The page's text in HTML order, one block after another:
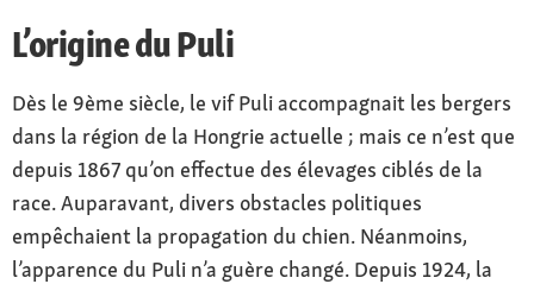
L’origine du Puli
Dès le 9ème siècle, le vif Puli accompagnait les bergers
dans la région de la Hongrie actuelle ; mais ce n’est que
depuis 1867 qu’on effectue des élevages ciblés de la
race. Auparavant, divers obstacles politiques
empêchaient la propagation du chien. Néanmoins,
l’apparence du Puli n’a guère changé. Depuis 1924, la